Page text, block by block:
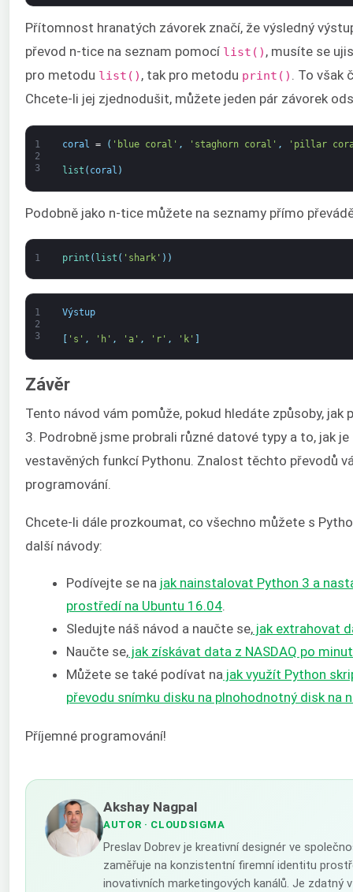
Přítomnost hranatých závorek značí, že výsledný
převod n-tice na seznam pomocí list() , musíte se
pro metodu list() , tak pro metodu print() . To však
Chcete-li jej zjednodušit, můžete jeden pár závorek
1
2
3
coral = ( 'blue coral' , 'staghorn coral' , 'pillar
list ( coral )
Podobně jako n-tice můžete na seznamy přímo
1 print ( list ( 'shark' ) )
1
2
3
Výstup
's' , 'h' , 'a' , 'r' , 'k'
Závěr
Tento návod vám pomůže, pokud hledáte způsoby, jak
3. Podrobně jsme probrali různé datové typy a to, jak
vestavěných funkcí Pythonu. Znalost těchto převodů
programování.
Chcete-li dále prozkoumat, co všechno můžete s
další návody:
Podívejte se na jak nainstalovat Python 3 a
prostředí na Ubuntu 16.04.
Sledujte náš návod a naučte se, jak extrahovat
Naučte se, jak získávat data z NASDAQ po
Můžete se také podívat na jak využít Python
převodu snímku disku na plnohodnotný disk na
Příjemné programování!
Akshay Nagpal
AUTOR · CLOUDSIGMA
Preslav Dobrev je kreativní designér ve
zaměřuje na konzistentní firemní identitu
inovativních marketingových kanálů. Je zdatný